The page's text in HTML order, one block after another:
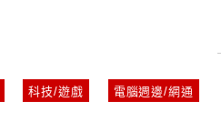
科技/遊戲
電腦週邊/網通